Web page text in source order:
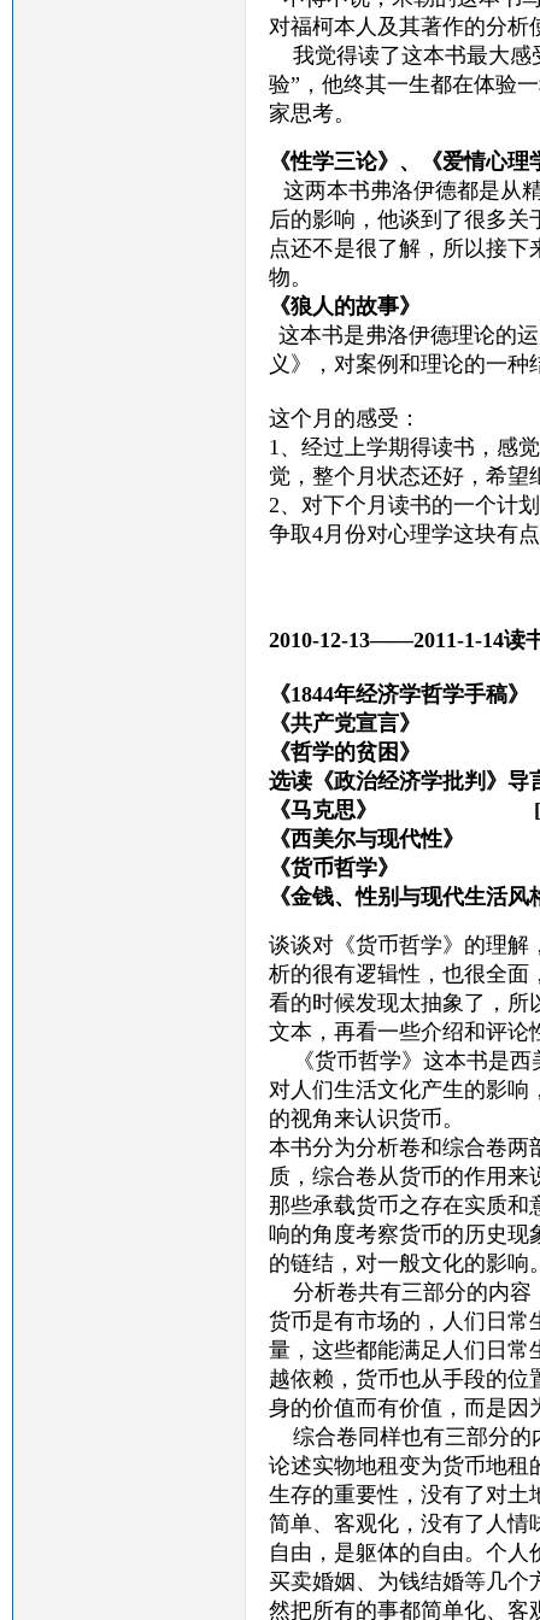
对福柯本人及其著作的分析
我觉得读了这本书最大感
验”，他终其一生都在体验
家思考。
《性学三论》、《爱情心理
这两本书弗洛伊德都是从
后的影响，他谈到了很多关
点还不是很了解，所以接
物。
《狼人的故事》
这本书是弗洛伊德理论的
义》，对案例和理论的一
这个月的感受：
1、经过上学期得读书，感
觉，整个月状态还好，希望
2、对下个月读书的一个计
争取4月份对心理学这块有
2010-12-13——2011-1-14读
《1844年经济学哲
《共产党宣言》
《哲学的贫困
选读《政治经济学批判》导
《马克思》 [美]温
《西美尔与现代性
《货币哲学》
《金钱、性别与现代
谈谈对《货币哲学》的理解
析的很有逻辑性，也很全面
看的时候发现太抽象了，所
文本，再看一些介绍和评论
《货币哲学》这本书是西
对人们生活文化产生的影响
的视角来认识货币。
本书分为分析卷和综合卷两
质，综合卷从货币的作用
那些承载货币之存在实质和
响的角度考察货币的历史现
的链结，对一般文化的影响
分析卷共有三部分的内容
货币是有市场的，人们日常
量，这些都能满足人们日常
越依赖，货币也从手段的位
身的价值而有价值，而是因
综合卷同样也有三部分的
论述实物地租变为货币地租
生存的重要性，没有了对土
简单、客观化，没有了人情
自由，是躯体的自由。个
买卖婚姻、为钱结婚等几个
然把所有的事都简单化、客